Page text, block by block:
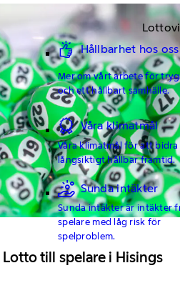
Hållbarhet hos oss
Mer om vårt arbete för
och ett hållbart samhälle.
Våra klimatmål
Våra klimatmål för att
långsiktigt hållbar framtid.
Sunda intäkter
Sunda intäkter är intäkter
spelare med låg risk för
spelproblem.
Lotto till spelare i Hisings